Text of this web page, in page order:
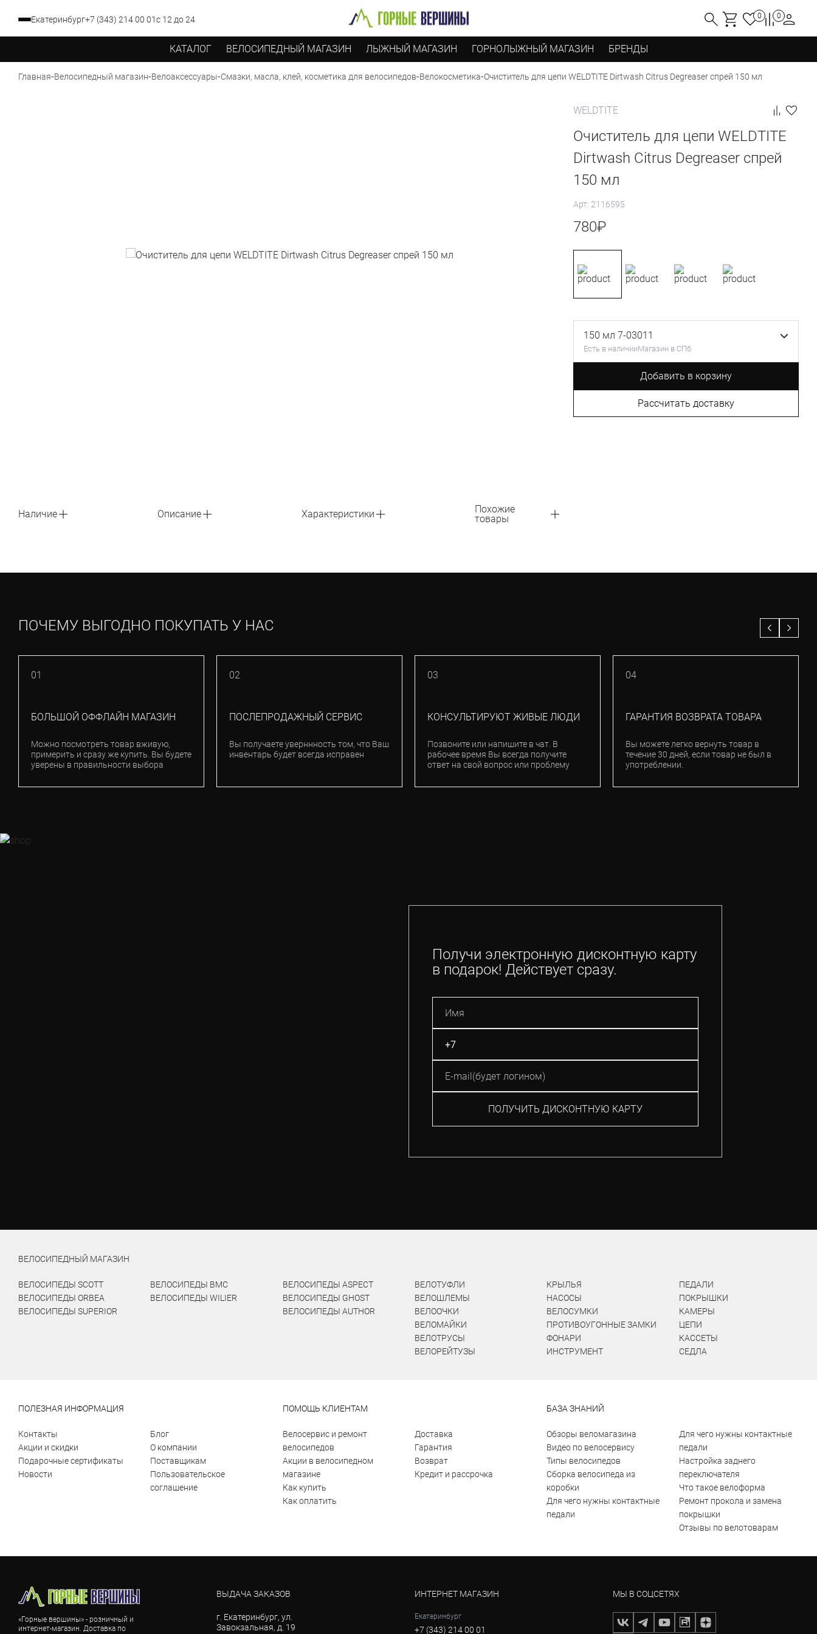
Екатеринбург+7 (343) 214 00 01с 12 до 24 0 0
КАТАЛОГ ВЕЛОСИПЕДНЫЙ МАГАЗИН ЛЫЖНЫЙ МАГАЗИН ГОРНОЛЫЖНЫЙ МАГАЗИН БРЕНДЫ
Главная-Велосипедный магазин-Велоаксессуары-Смазки, масла, клей, косметика для велосипедов-Велокосметика-Очиститель для цепи WELDTITE Dirtwash Citrus Degreaser спрей 150 мл
WELDTITE
Очиститель для цепи WELDTITE
Dirtwash Citrus Degreaser спрей
150 мл
Арт: 2116595
780₽
150 мл 7-03011
Есть в наличииМагазин в СПб
Добавить в корзину
Рассчитать доставку
Наличие Описание Характеристики
Похожие
товары
ПОЧЕМУ ВЫГОДНО ПОКУПАТЬ У НАС
01
БОЛЬШОЙ ОФФЛАЙН МАГАЗИН
Можно посмотреть товар вживую,
примерить и сразу же купить. Вы будете
уверены в правильности выбора
02
ПОСЛЕПРОДАЖНЫЙ СЕРВИС
Вы получаете уверннность том, что Ваш
инвентарь будет всегда исправен
03
КОНСУЛЬТИРУЮТ ЖИВЫЕ ЛЮДИ
Позвоните или напишите в чат. В
рабочее время Вы всегда получите
ответ на свой вопрос или проблему
04
ГАРАНТИЯ ВОЗВРАТА ТОВАРА
Вы можете легко вернуть товар в
течение 30 дней, если товар не был в
употреблении.
Получи электронную дисконтную карту
в подарок! Действует сразу.
ПОЛУЧИТЬ ДИСКОНТНУЮ КАРТУ
ВЕЛОСИПЕДНЫЙ МАГАЗИН
ВЕЛОСИПЕДЫ SCOTT
ВЕЛОСИПЕДЫ ORBEA
ВЕЛОСИПЕДЫ SUPERIOR
ВЕЛОСИПЕДЫ BMC
ВЕЛОСИПЕДЫ WILIER
ВЕЛОСИПЕДЫ ASPECT
ВЕЛОСИПЕДЫ GHOST
ВЕЛОСИПЕДЫ AUTHOR
ВЕЛОТУФЛИ
ВЕЛОШЛЕМЫ
ВЕЛООЧКИ
ВЕЛОМАЙКИ
ВЕЛОТРУСЫ
ВЕЛОРЕЙТУЗЫ
КРЫЛЬЯ
НАСОСЫ
ВЕЛОСУМКИ
ПРОТИВОУГОННЫЕ ЗАМКИ
ФОНАРИ
ИНСТРУМЕНТ
ПЕДАЛИ
ПОКРЫШКИ
КАМЕРЫ
ЦЕПИ
КАССЕТЫ
СЕДЛА
ПОЛЕЗНАЯ ИНФОРМАЦИЯ
Контакты
Акции и скидки
Подарочные сертификаты
Новости
Блог
О компании
Поставщикам
Пользовательское
соглашение
ПОМОЩЬ КЛИЕНТАМ
Велосервис и ремонт
велосипедов
Акции в велосипедном
магазине
Как купить
Как оплатить
Доставка
Гарантия
Возврат
Кредит и рассрочка
БАЗА ЗНАНИЙ
Обзоры веломагазина
Видео по велосервису
Типы велосипедов
Сборка велосипеда из
коробки
Для чего нужны контактные
педали
Для чего нужны контактные
педали
Настройка заднего
переключателя
Что такое велоформа
Ремонт прокола и замена
покрышки
Отзывы по велотоварам
«Горные вершины» - розничный и
интернет-магазин. Доставка по
ВЫДАЧА ЗАКАЗОВ
г. Екатеринбург, ул.
Завокзальная, д. 19
ИНТЕРНЕТ МАГАЗИН
Екатеринбург
+7 (343) 214 00 01
МЫ В СОЦСЕТЯХ